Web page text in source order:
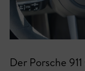
Der Porsche